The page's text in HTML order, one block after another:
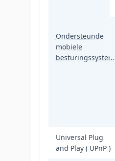
Ondersteunde
mobiele
Universal Plug
and Play ( UPnP )